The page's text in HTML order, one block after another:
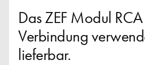
Das ZEF Modul
Verbindung
lieferbar.